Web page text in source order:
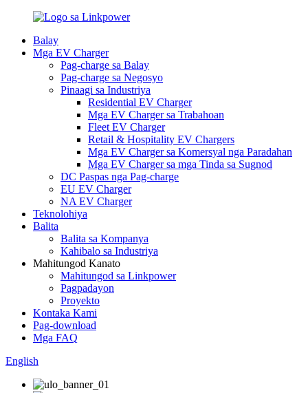
Balay
Mga EV Charger
Pag-charge sa Balay
Pag-charge sa Negosyo
Pinaagi sa Industriya
Residential EV Charger
Mga EV Charger sa Trabahoan
Fleet EV Charger
Retail & Hospitality EV Chargers
Mga EV Charger sa Komersyal nga Paradahan
Mga EV Charger sa mga Tinda sa Sugnod
DC Paspas nga Pag-charge
EU EV Charger
NA EV Charger
Teknolohiya
Balita
Balita sa Kompanya
Kahibalo sa Industriya
Mahitungod Kanato
Mahitungod sa Linkpower
Pagpadayon
Proyekto
Kontaka Kami
Pag-download
Mga FAQ
English